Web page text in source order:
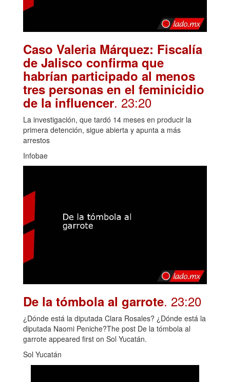
Caso Valeria Márquez: Fiscalía
de Jalisco confirma que
habrían participado al menos
tres personas en el feminicidio
de la influencer. 23:20
La investigación, que tardó 14 meses en producir la
primera detención, sigue abierta y apunta a más
arrestos
Infobae
De la tómbola al garrote. 23:20
¿Dónde está la diputada Clara Rosales? ¿Dónde está la
diputada Naomi Peniche?The post De la tómbola al
garrote appeared first on Sol Yucatán.
Sol Yucatán